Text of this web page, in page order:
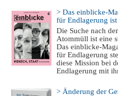
> Das einblicke-
für Endlagerung
Die Suche nach
Atommüll ist eine
Das einblicke-
für Endlagerung
diese Mission bei
Endlagerung mit
> Änderung der